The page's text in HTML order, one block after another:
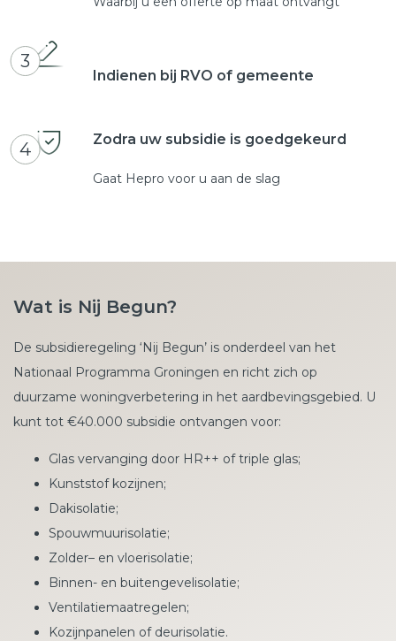
3
Indienen bij RVO of gemeente
4 Zodra uw subsidie is goedgekeurd
Gaat Hepro voor u aan de slag
Wat is Nij Begun?
De subsidieregeling ‘Nij Begun’ is onderdeel van het
Nationaal Programma Groningen en richt zich op
duurzame woningverbetering in het aardbevingsgebied. U
kunt tot €40.000 subsidie ontvangen voor:
Glas vervanging door HR++ of triple glas;
Kunststof kozijnen;
Dakisolatie;
Spouwmuurisolatie;
Zolder– en vloerisolatie;
Binnen- en buitengevelisolatie;
Ventilatiemaatregelen;
Kozijnpanelen of deurisolatie.